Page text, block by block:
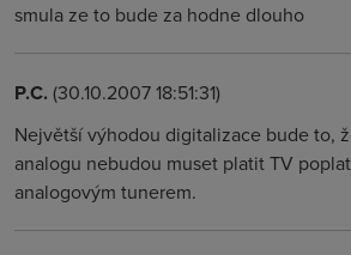
smula ze to bude za hodne dlouho
P.C. (30.10.2007 18:51:31)
Největší výhodou digitalizace bude to,
analogu nebudou muset platit TV
analogovým tunerem.